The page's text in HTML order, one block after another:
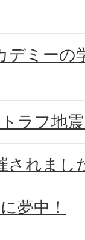
デミーの
ラフ地
されまし
夢中！